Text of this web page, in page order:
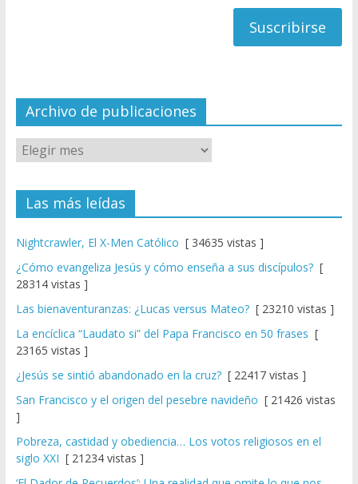
el
Archivo de publicaciones
Las más leídas
Nightcrawler, El X-Men Católico [ 34635 vistas ]
¿Cómo evangeliza Jesús y cómo enseña a sus discípulos?[
28314 vistas ]
Las bienaventuranzas: ¿Lucas versus Mateo?[ 23210 vistas ]
La encíclica “Laudato si” del Papa Francisco en 50 frases [
23165 vistas ]
¿Jesús se sintió abandonado en la cruz?[ 22417 vistas ]
San Francisco y el origen del pesebre navideño [ 21426 vistas
]
Pobreza, castidad y obediencia… Los votos religiosos en el
siglo XXI [ 21234 vistas ]